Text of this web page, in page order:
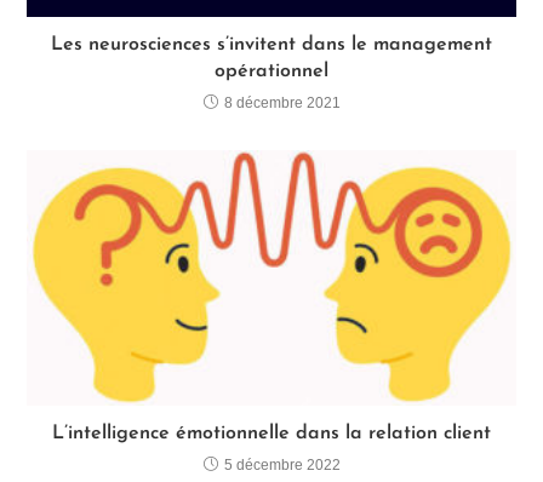
Les neurosciences s’invitent dans le management
opérationnel
8 décembre 2021
L’intelligence émotionnelle dans la relation client
5 décembre 2022